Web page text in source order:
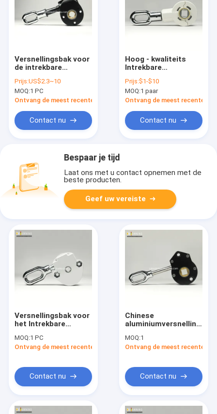
Versnellingsbak voor
de intrekbare
afbaardende
componenten van de
handcontrole/afbaardende
delen
Prijs:US$2.3~10
MOQ:1 PC
Ontvang de meest recente Prijs
Contact nu
Hoog - kwaliteits
Intrekbare
Componenten,
Handversnellingsbak
Prijs:$1-$10
MOQ:1 paar
Ontvang de meest recente
Contact nu
Bespaar je tijd
Laat ons met u contact opnemen met de
beste producten.
Geef uw vereiste
Versnellingsbak voor
het Intrekbare
Afbaardende
Delenfabrikant,
Delenfabriek
MOQ:1 PC
Ontvang de meest recente Prijs
Contact nu
Chinese
leverancier
MOQ:1
Ontvang de meest recente
Contact nu